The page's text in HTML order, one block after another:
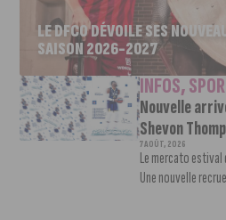
LE DFCO DÉVOILE SES
SAISON 2026-2027
INFOS,
Nouvelle
Shevon
7 AOÛT, 2026
Le mercato estival
Une nouvelle